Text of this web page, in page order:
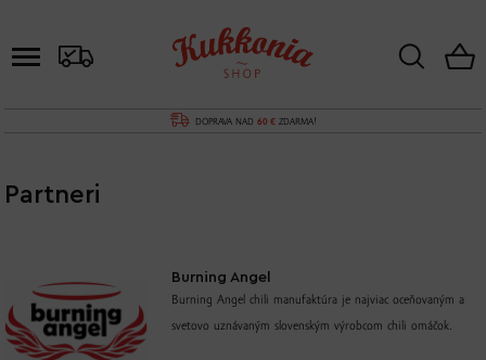
DOPRAVA NAD 60 €ZDARMA!
Partneri
Burning Angel
Burning Angel chili manufaktúra je najviac oceňovaným a
svetovo uznávaným slovenským výrobcom chili omáčok.